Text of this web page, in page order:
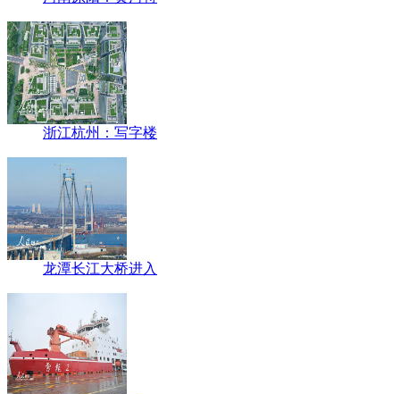
浙江杭州：写字楼
龙潭长江大桥进入